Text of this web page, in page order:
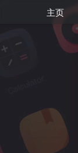
主页